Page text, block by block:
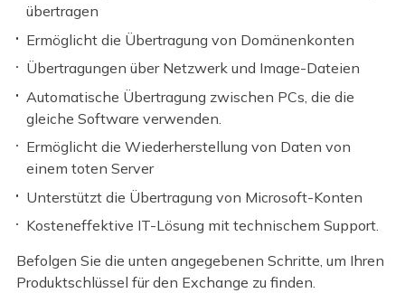
übertragen
Ermöglicht die Übertragung von Domänenkonten
Übertragungen über Netzwerk und Image-Dateien
Automatische Übertragung zwischen PCs, die die
gleiche Software verwenden.
Ermöglicht die Wiederherstellung von Daten von
einem toten Server
Unterstützt die Übertragung von Microsoft-Konten
Kosteneffektive IT-Lösung mit technischem Support.
Befolgen Sie die unten angegebenen Schritte, um Ihren
Produktschlüssel für den Exchange zu finden.